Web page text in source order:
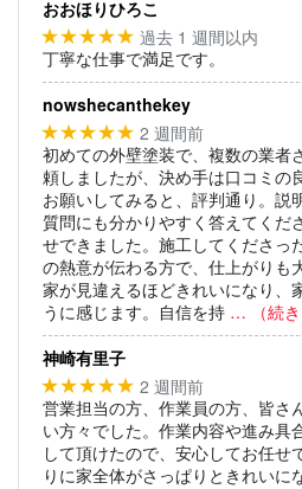
おおほりひろこ
★★★★★ 過去 1 週間以内
丁寧な仕事で満足です。
nowshecanthekey
★★★★★ 2 週間前
初めての外壁塗装で、複数の業者
頼しましたが、決め手は口コミの
お願いしてみると、評判通り。説
質問にも分かりやすく答えてくだ
せできました。施工してくださっ
の熱意が伝わる方で、仕上がりも
家が見違えるほどきれいになり、
うに感じます。自信を持 … （続き
神崎有里子
★★★★★ 2 週間前
営業担当の方、作業員の方、皆さ
い方々でした。作業内容や進み具
して頂けたので、安心してお任せ
りに家全体がさっぱりときれいに